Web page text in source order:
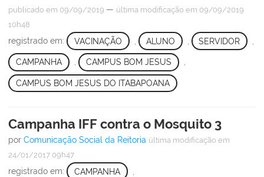
publicado em 09/09/2019 — última modificação em 09/09/2019
10h48
registrado em: VACINAÇÃO ALUNO SERVIDOR
CAMPANHA , CAMPUS BOM JESUS ,
CAMPUS BOM JESUS DO ITABAPOANA
Campanha IFF contra o Mosquito 3
por Comunicação Social da Reitoria última modificação em
24/01/2017 09h47
registrado em: CAMPANHA